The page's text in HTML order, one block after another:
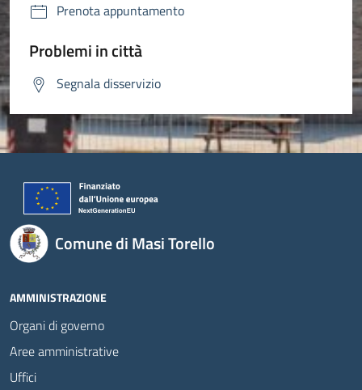
Prenota appuntamento
Problemi in città
Segnala disservizio
Comune di Masi Torello
AMMINISTRAZIONE
Organi di governo
Aree amministrative
Uffici